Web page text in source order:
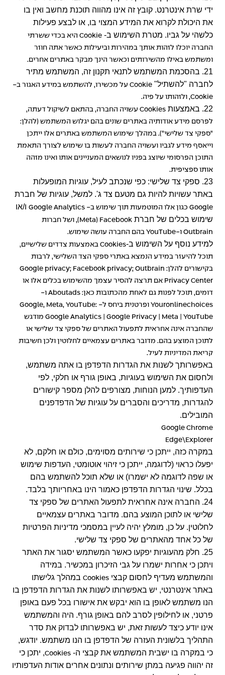
ידי שרת אינטרנט. קובץ זה אינו מהווה תוכנת מחשב ואין בו
את היכולת לקרוא את המידע המצוי בו, או לבצע פעילות
כלשהי על גביו. מטרת השימוש ב- Cookie היא בכדי ששרתי
החברה יוכלו לזהות אותך במהירות וביעילות כאשר אתה חוזר
ומשתמש באילו מהשירותים וכאשר הינך מבקר באתרים אחרים.
21. בהסכמת המשתמש לתנאי תקנון זה, המשתמש מתיר
לחברה "להשתיל" Cookie על מכשירו, להשתמש במידע האגור ב-
Cookie, ולזהותו על פיה.
22. באמצעות Cookies עשויה החברה, בהתאם לשיקול דעתה,
לפרסם מידע אודותיה באתרים שונים בהם יגלוש המשתמש (להלן:
"ספקי צד שלישי"). במהלך שימוש המשתמש באתרים אלו ייתכן
וייאסף מידע לגביו ועשויה החברה לעשות בו שימוש לצורך התאמת
התוכן הפרסומי שיוצג בפניו לנושאים המעניינים אותו ואינו מזהה
אותו ספציפית.
23. ספקי צד שלישי: כפי שנכתב לעיל, עוגיות המופעלות
באתר עשויות להיות גם מטעם צד ג'. למשל, עוגיות של חברת
Google כגון אלו המוטמעות תוך שימוש ב- Google Analytics ו/או
שימוש בכלים של חברת Meta) Facebook ), ושל חברות
Outbrain ו-YouTube בהם החברה עושה שימוש.
למידע נוסף על השימוש ב-Cookies באמצעות צדדים שלישיים,
תוכל להיעזר במידע הנמצא באתרי ספקי הצד השלישי, לרבות
בקישורים להלן:
Google privacy; Facebook privacy; Outbrain
Privacy Center אם תרצה להסיר עצמך מהשימוש בכלים אלו או
דומים, תוכל לפנות גם לאחת מהכתובות כאן: Aboutads ו-
Youronlinechoices ופרטנית ביחס ל- Google, Meta, YouTube:
Google Analytics
Google Privacy Meta YouTube
מודגש
שהחברה אינה אחראית לתפעול האתרים של ספקי צד שלישי או
לתוכן המוצע בהם. מדובר באתרים עצמאיים לחלוטין ולכן חשיבות
קריאת המדיניות לעיל.
באפשרותך לשנות את הגדרות הדפדפן בו אתה משתמש,
ולחסום את השימוש בעוגיות, באופן גורף או חלקי, לפי
העדפותיך. למען הנוחות, מצורפים להלן מספר קישורים
להגדרות, מדריכים והסברים על עוגיות של הדפדפנים
המובילים.
Google Chrome
Edge\Explorer
במקרה כזה, ייתכן כי שירותים מסוימים, כולם או חלקם, לא
יפעלו כראוי (לדוגמה, ייתכן כי זיהוי אוטומטי, העדפות שימוש
או שפה לדוגמה לא ישמרו) או שלא תוכל להשתמש בהם
בכלל. שינוי הגדרות הדפדפן כאמור הינו באחריותך בלבד.
24. החברה אינה אחראית לתפעול האתרים של ספקי צד
שלישי או לתוכן המוצע בהם. מדובר באתרים עצמאיים
לחלוטין. על כן, מומלץ יהיה לעיין במסמכי מדיניות הפרטיות
של כל אחד מהאתרים של ספקי צד שלישי.
25. חלק מהעוגיות יפקעו כאשר המשתמש יסגור את האתר
ויתכן כי אחרות ישמרו על גבי הזיכרון במכשיר. במידה
והמשתמש מעדיף לחסום קבצי Cookies במהלך גלישתו
באתר אינטרנטי, יש באפשרותו לשנות את הגדרות הדפדפן בו
הנו משתמש לאופן בו הוא יבקש את אישורו בכל פעם באופן
פרטני, או לחילופין לסרב להם באופן גורף. היה והמשתמש
אינו יודע כיצד לעשות זאת, יש באפשרותו לבדוק את סדר
התהליך בלשונית העזרה של הדפדפן בו הנו משתמש. יודגש,
כי במקרה בו ישבית המשתמש את קבצי ה- Cookies, יתכן כי
זה יהווה פגיעה במתן שירותים ונתונים אחרים אודות העדפותיו